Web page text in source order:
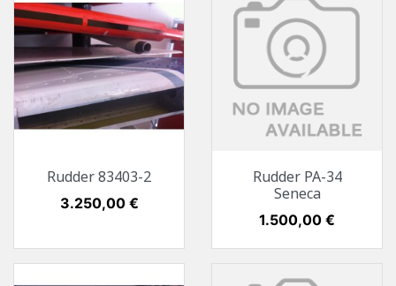
Rudder 83403-2
Preis
3.250,00 €
Rudder PA-34
Seneca
Preis
1.500,00 €